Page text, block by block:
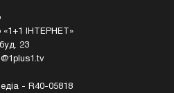
«1+1 ІНТЕРНЕТ»
23
- R40-05818